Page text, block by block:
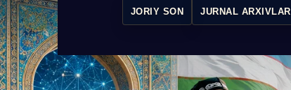
JORIY SON JURNAL ARXIVLARI